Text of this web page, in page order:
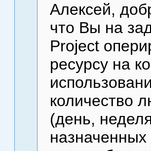
Алексей,
что Вы на
Project
ресурсу на
количество
(день,